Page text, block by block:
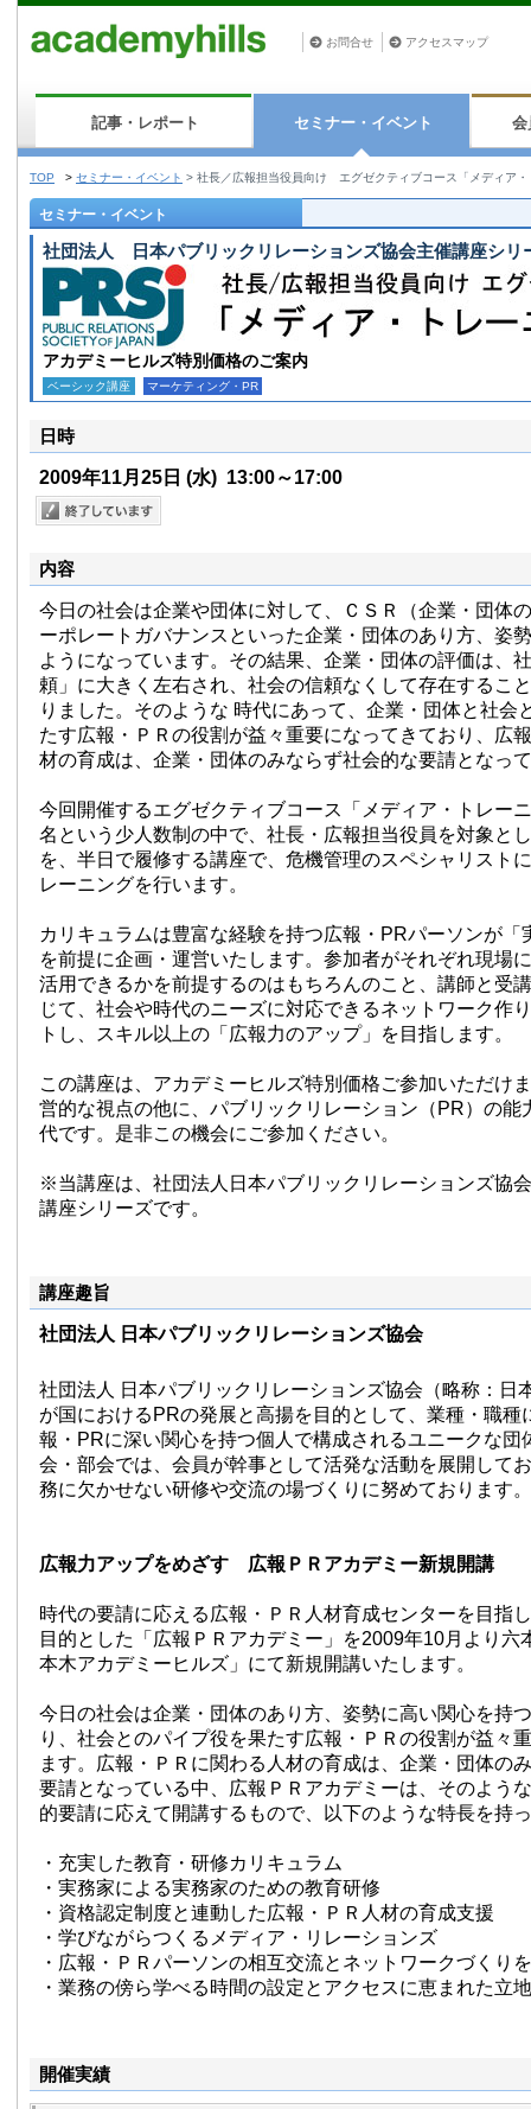
お問合せ アクセスマップ
記事・レポート セミナー・イベント 会
TOP > セミナー・イベント > 社長／広報担当役員向け エグゼクティブコース「メディア・
セミナー・イベント
社団法人 日本パブリックリレーションズ協会主催講座シリ
アカデミーヒルズ特別価格のご案内
ベーシック講座 マーケティング・PR
日時
2009年11月25日 (水) 13:00～17:00
内容
今日の社会は企業や団体に対して、ＣＳＲ（企業・団体
ーポレートガバナンスといった企業・団体のあり方、姿
ようになっています。その結果、企業・団体の評価は、
頼」に大きく左右され、社会の信頼なくして存在するこ
りました。そのような 時代にあって、企業・団体と社会
たす広報・ＰＲの役割が益々重要になってきており、広
材の育成は、企業・団体のみならず社会的な要請となっ
今回開催するエグゼクティブコース「メディア・トレー
名という少人数制の中で、社長・広報担当役員を対象と
を、半日で履修する講座で、危機管理のスペシャリスト
レーニングを行います。
カリキュラムは豊富な経験を持つ広報・PRパーソンが「
を前提に企画・運営いたします。参加者がそれぞれ現場
活用できるかを前提するのはもちろんのこと、講師と受
じて、社会や時代のニーズに対応できるネットワーク作
トし、スキル以上の「広報力のアップ」を目指します。
この講座は、アカデミーヒルズ特別価格ご参加いただけ
営的な視点の他に、パブリックリレーション（PR）の能
代です。是非この機会にご参加ください。
※当講座は、社団法人日本パブリックリレーションズ協
講座シリーズです。
講座趣旨
社団法人 日本パブリックリレーションズ協会
社団法人 日本パブリックリレーションズ協会（略称：日
が国におけるPRの発展と高揚を目的として、業種・職種
報・PRに深い関心を持つ個人で構成されるユニークな団
会・部会では、会員が幹事として活発な活動を展開して
務に欠かせない研修や交流の場づくりに努めております。
広報力アップをめざす 広報ＰＲアカデミー新規開講
時代の要請に応える広報・ＰＲ人材育成センターを目指
目的とした「広報ＰＲアカデミー」を2009年10月より六
本木アカデミーヒルズ」にて新規開講いたします。
今日の社会は企業・団体のあり方、姿勢に高い関心を持
り、社会とのパイプ役を果たす広報・ＰＲの役割が益々
ます。広報・ＰＲに関わる人材の育成は、企業・団体の
要請となっている中、広報ＰＲアカデミーは、そのよう
的要請に応えて開講するもので、以下のような特長を持
・充実した教育・研修カリキュラム
・実務家による実務家のための教育研修
・資格認定制度と連動した広報・ＰＲ人材の育成支援
・学びながらつくるメディア・リレーションズ
・広報・ＰＲパーソンの相互交流とネットワークづくり
・業務の傍ら学べる時間の設定とアクセスに恵まれた立
開催実績